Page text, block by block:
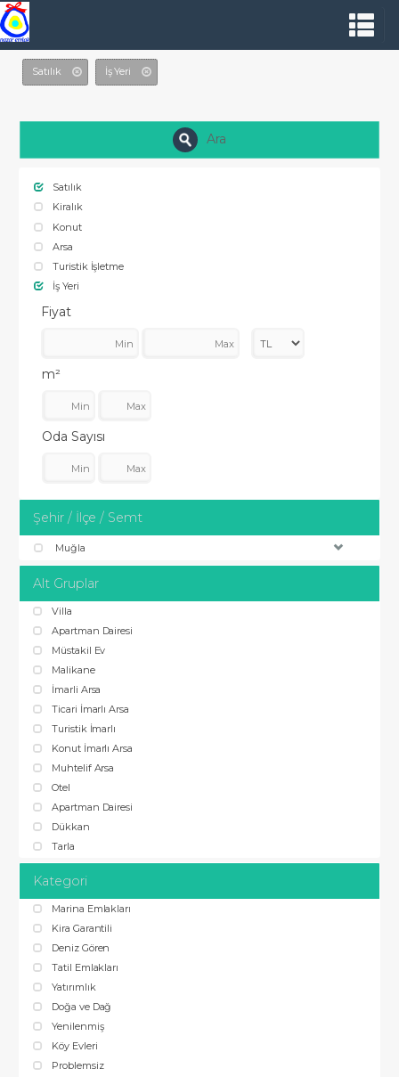
Satılık İş Yeri
Ara
Satılık
Kiralık
Konut
Arsa
Turistik İşletme
İş Yeri
Fiyat
m²
Oda Sayısı
Şehir / İlçe / Semt
Muğla
Alt Gruplar
Villa
Apartman Dairesi
Müstakil Ev
Malikane
İmarli Arsa
Ticari İmarlı Arsa
Turistik İmarlı
Konut İmarlı Arsa
Muhtelif Arsa
Otel
Apartman Dairesi
Dükkan
Tarla
Kategori
Marina Emlakları
Kira Garantili
Deniz Gören
Tatil Emlakları
Yatırımlık
Doğa ve Dağ
Yenilenmiş
Köy Evleri
Problemsiz